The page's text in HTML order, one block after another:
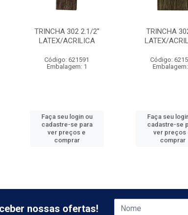
TRINCHA 302 2.1/2''
LATEX/ACRILICA
Código: 621591
Embalagem: 1
Faça seu login ou
cadastre-se para
ver preços e
comprar
TRINCHA
LATEX/
Código:
Embalagem:
Faça seu
cadastre-se
ver preços
comprar
nossas ofertas!